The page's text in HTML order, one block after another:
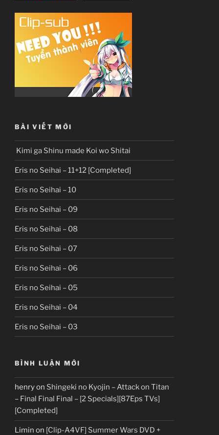
BÀI VIẾT MỚI
Kimi ga Shinu made Koi wo Shitai
Eris no Seihai – 11+12 [Completed]
Eris no Seihai – 10
Eris no Seihai – 09
Eris no Seihai – 08
Eris no Seihai – 07
Eris no Seihai – 06
Eris no Seihai – 05
Eris no Seihai – 04
Eris no Seihai – 03
BÌNH LUẬN MỚI
henryon Shingeki no Kyojin – Attack on Titan
– Final Final Final – [2 Specials][87Eps TVs]
[Completed]
Limin on [Clip-A4VF] Summer Wars DVD +